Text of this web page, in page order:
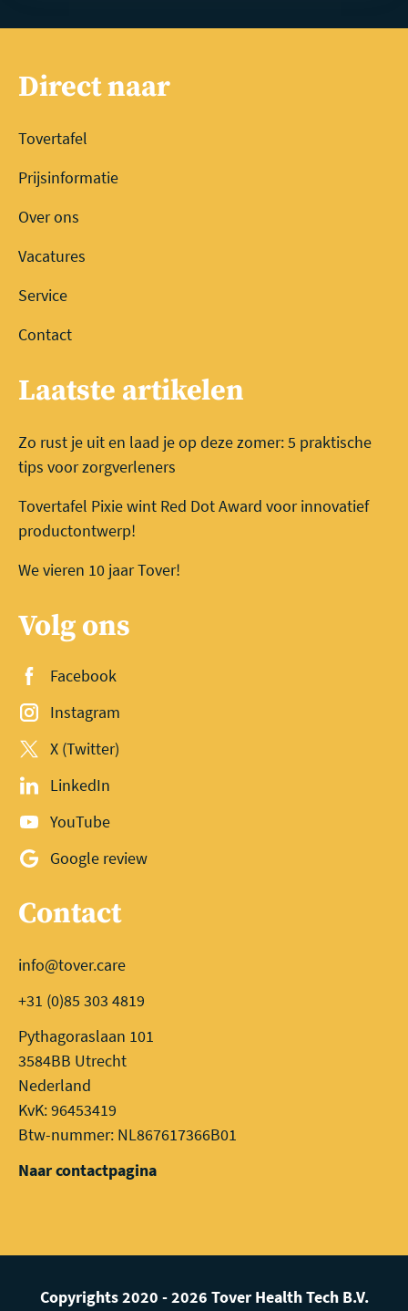
Direct naar
Tovertafel
Prijsinformatie
Over ons
Vacatures
Service
Contact
Laatste artikelen
Zo rust je uit en laad je op deze zomer: 5 praktische
tips voor zorgverleners
Tovertafel Pixie wint Red Dot Award voor innovatief
productontwerp!
We vieren 10 jaar Tover!
Volg ons
Facebook
Instagram
X (Twitter)
LinkedIn
YouTube
Google review
Contact
info@tover.care
+31 (0)85 303 4819
Pythagoraslaan 101
3584BB Utrecht
Nederland
KvK: 96453419
Btw-nummer: NL867617366B01
Naar contactpagina
Copyrights 2020 - 2026 Tover Health Tech B.V.